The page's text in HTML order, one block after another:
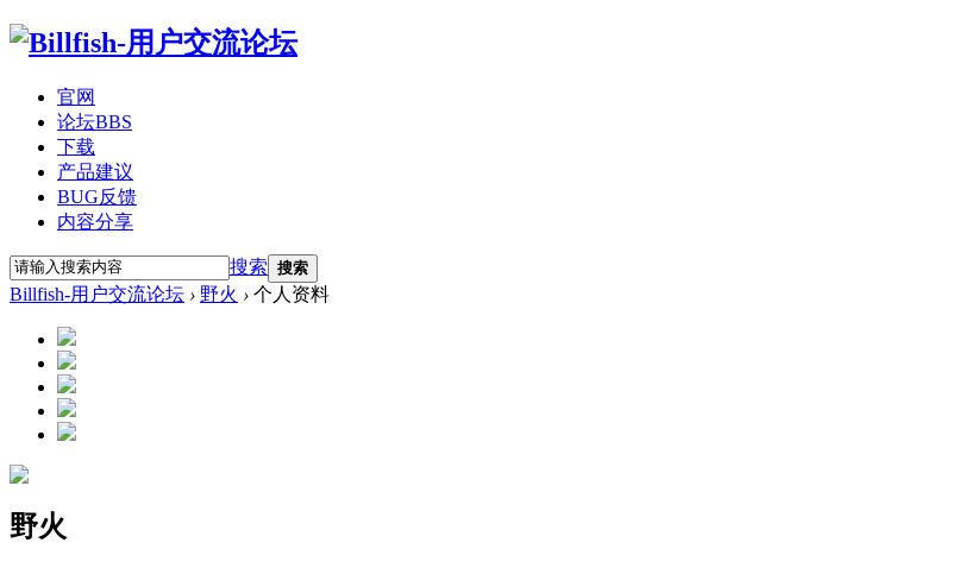
官网
论坛BBS
下载
产品建议
BUG反馈
内容分享
搜索 搜索
Billfish-用户交流论坛 › 野火 › 个人资料
野火